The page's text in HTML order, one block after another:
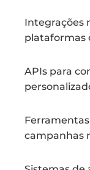
Integrações
plataformas
APIs para
campanhas